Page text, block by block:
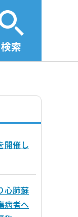
検索
開催し
心肺蘇
病者へ